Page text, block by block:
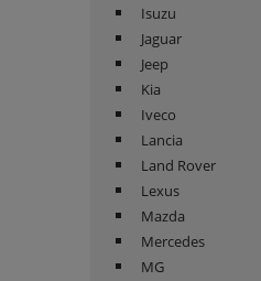
Isuzu
Jaguar
Jeep
Kia
Iveco
Lancia
Land Rover
Lexus
Mazda
Mercedes
MG